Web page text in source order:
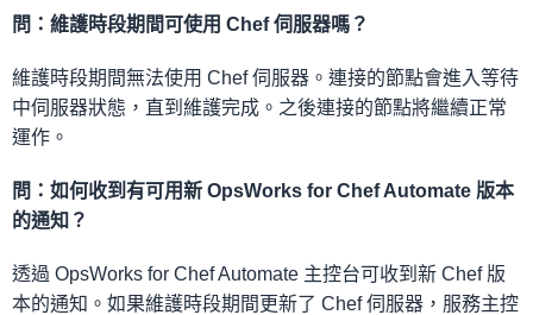
問：維護時段期間可使用 Chef 伺服器嗎？
維護時段期間無法使用 Chef 伺服器。連接的節點會進入等待
中伺服器狀態，直到維護完成。之後連接的節點將繼續正常
運作。
問：如何收到有可用新 OpsWorks for Chef Automate 版本
的通知？
透過 OpsWorks for Chef Automate 主控台可收到新 Chef 版
本的通知。如果維護時段期間更新了 Chef 伺服器，服務主控